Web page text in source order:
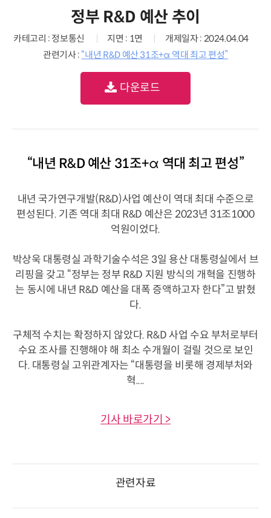
정부 R&D 예산 추이
카테고리 : 정보통신 지면 : 1면
개제일자 : 2024.04.04
관련기사 : “내년 R&D 예산 31조+α 역대 최고 편성”
다운로드
“내년 R&D 예산 31조+α 역대 최고 편성”
내년 국가연구개발(R&D)사업 예산이 역대 최대 수준으로
편성된다. 기존 역대 최대 R&D 예산은 2023년 31조1000
억원이었다.
박상욱 대통령실 과학기술수석은 3일 용산 대통령실에서 브
리핑을 갖고 “정부는 정부 R&D 지원 방식의 개혁을 진행하
는 동시에 내년 R&D 예산을 대폭 증액하고자 한다”고 밝혔
다.
구체적 수치는 확정하지 않았다. R&D 사업 수요 부처로부터
수요 조사를 진행해야 해 최소 수개월이 걸릴 것으로 보인
다. 대통령실 고위관계자는 “대통령을 비롯해 경제부처와
혁....
기사 바로가기 >
관련자료